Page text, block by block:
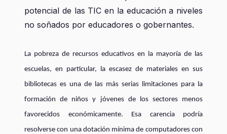
potencial de las TIC en la educación a niveles
no soñados por educadores o gobernantes.
La pobreza de recursos educativos en la mayoría de las
escuelas, en particular, la escasez de materiales en sus
bibliotecas es una de las más serias limitaciones para la
formación de niños y jóvenes de los sectores menos
favorecidos económicamente. Esa carencia podría
resolverse con una dotación mínima de computadores con